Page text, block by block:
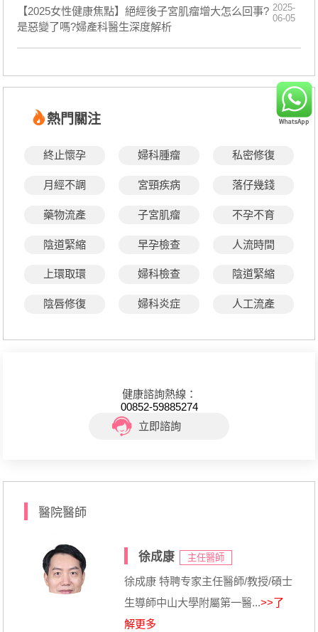
【2025女性健康焦點】絕經後子宮肌瘤增大怎么回事?
是惡變了嗎?婦產科醫生深度解析
2025-
06-05
熱門關注
終止懷孕 婦科腫瘤 私密修復
月經不調 宮頸疾病 落仔幾錢
藥物流產 子宮肌瘤 不孕不育
陰道緊縮 早孕檢查 人流時間
上環取環 婦科檢查 陰道緊縮
陰唇修復 婦科炎症 人工流產
健康諮詢熱線：
00852-59885274
立即諮詢
醫院醫師
徐成康 主任醫師
徐成康 特聘专家主任醫師/教授/碩士
生導師中山大學附屬第一醫...>>了
解更多